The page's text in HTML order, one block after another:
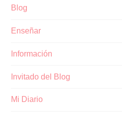
Blog
Enseñar
Información
Invitado del Blog
Mi Diario